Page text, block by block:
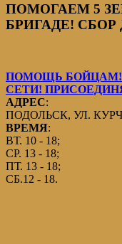
ПОМОГАЕМ 5
БРИГАДЕ! СБОР
ПОМОЩЬ
СЕТИ!
АДРЕС:
ПОДОЛЬСК, УЛ.
ВРЕМЯ:
ВТ. 10 - 18;
СР. 13 - 18;
ПТ. 13 - 18;
СБ.12 - 18.